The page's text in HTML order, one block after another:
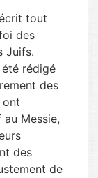
tout
des
Juifs.
rédigé
des
ont
Messie,
des
de